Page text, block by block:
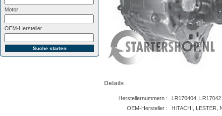
Motor
OEM-Hersteller
Details
Herstellernummern :
LR170404,
OEM-Hersteller :
HITACHI, LESTER,